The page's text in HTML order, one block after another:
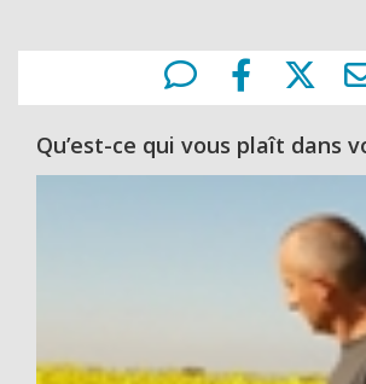
Qu’est-ce qui vous plaît dans